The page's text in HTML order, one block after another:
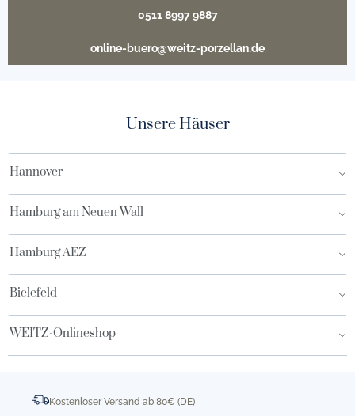
0511 8997 9887
online-buero@weitz-porzellan.de
Unsere Häuser
Hannover
Hamburg am Neuen Wall
Hamburg AEZ
Bielefeld
WEITZ-Onlineshop
Kostenloser Versand ab 80€ (DE)